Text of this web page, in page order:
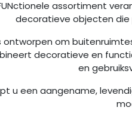
assortiment
decoratieve objecten die
ontworpen om
decoratieve en
en
u een aangename,